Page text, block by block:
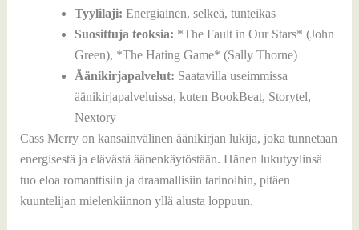
Tyylilaji: Energiainen, selkeä, tunteikas
Suosittuja teoksia: *The Fault in Our Stars* (John
Green), *The Hating Game* (Sally Thorne)
Äänikirjapalvelut: Saatavilla useimmissa
äänikirjapalveluissa, kuten BookBeat, Storytel,
Nextory
Cass Merry on kansainvälinen äänikirjan lukija, joka tunnetaan
energisestä ja elävästä äänenkäytöstään. Hänen lukutyylinsä
tuo eloa romanttisiin ja draamallisiin tarinoihin, pitäen
kuuntelijan mielenkiinnon yllä alusta loppuun.